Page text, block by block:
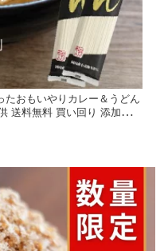
たおもいやりカレー＆うどん
送料無料 買い回り 添加物不
脂不使用 カレールウ カレー